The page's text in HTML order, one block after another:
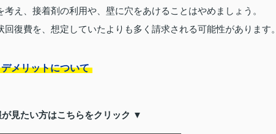
え、接着剤の利用や、壁に穴をあけることはやめましょう。
復費を、想定していたよりも多く請求される可能性があります。
メリットについて
見たい方はこちらをクリック ▼